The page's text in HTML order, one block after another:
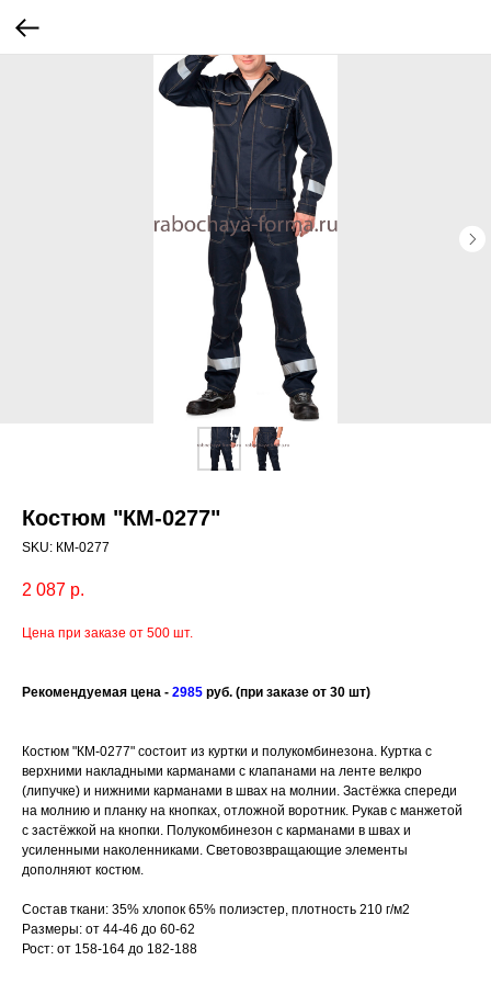
Костюм "КМ-0277"
SKU: КМ-0277
2 087 р.
Цена при заказе от 500 шт.
Рекомендуемая цена - 2985 руб. (при заказе от 30 шт)
Костюм "КМ-0277" состоит из куртки и полукомбинезона. Куртка с
верхними накладными карманами с клапанами на ленте велкро
(липучке) и нижними карманами в швах на молнии. Застёжка спереди
на молнию и планку на кнопках, отложной воротник. Рукав с манжетой
с застёжкой на кнопки. Полукомбинезон с карманами в швах и
усиленными наколенниками. Световозвращающие элементы
дополняют костюм.
Состав ткани: 35% хлопок 65% полиэстер, плотность 210 г/м2
Размеры: от 44-46 до 60-62
Рост: от 158-164 до 182-188